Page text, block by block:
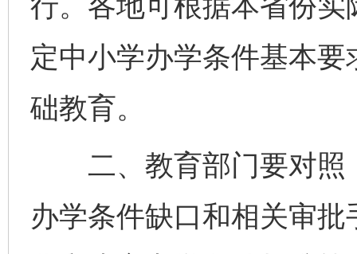
定中小学办学条件基本
础教育。
二、教育部门要对照
办学条件缺口和相关审